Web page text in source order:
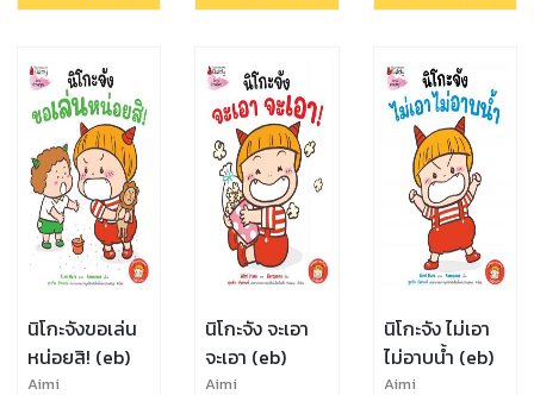
นิโกะจังขอเล่น
หน่อยสิ! (eb)
Aimi
นิโกะจัง จะเอา
จะเอา (eb)
Aimi
นิโกะจัง ไม่เอา
ไม่อาบนํ้า (eb)
Aimi